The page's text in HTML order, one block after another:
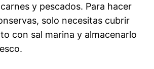
y pescados. Para hacer
solo necesitas cubrir
con sal marina y almacenarlo